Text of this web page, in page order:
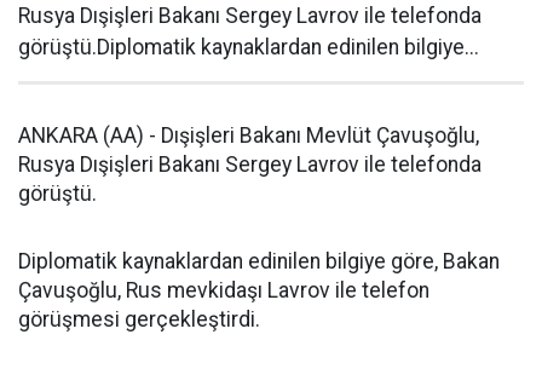
Rusya Dışişleri Bakanı Sergey Lavrov ile telefonda
görüştü.Diplomatik kaynaklardan edinilen bilgiye...
ANKARA (AA) - Dışişleri Bakanı Mevlüt Çavuşoğlu,
Rusya Dışişleri Bakanı Sergey Lavrov ile telefonda
görüştü.
Diplomatik kaynaklardan edinilen bilgiye göre, Bakan
Çavuşoğlu, Rus mevkidaşı Lavrov ile telefon
görüşmesi gerçekleştirdi.